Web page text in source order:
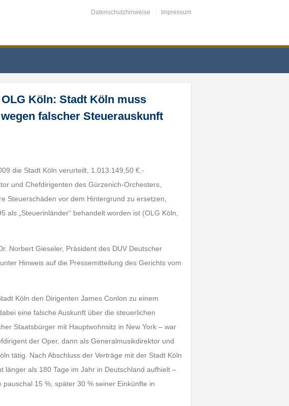
Datenschutzhinweise Impressum
Köln: Stadt Köln muss
falscher Steuerauskunft
die Stadt Köln verurteilt, 1.013.149,50 €,-
und Chefdirigenten des Gürzenich-Orchesters,
Steuerschäden vor dem Hintergrund zu ersetzen,
„Steuerinländer“ behandelt worden ist (OLG Köln,
Norbert Gieseler, Präsident des DUV Deutscher
Hinweis auf die Pressemitteilung des Gerichts vom
Köln den Dirigenten James Conlon zu einem
eine falsche Auskunft über die steuerlichen
Staatsbürger mit Hauptwohnsitz in New York – war
der Oper, dann als Generalmusikdirektor und
tätig. Nach Abschluss der Verträge mit der Stadt Köln
als 180 Tage im Jahr in Deutschland aufhielt –
15 %, später 30 % seiner Einkünfte in